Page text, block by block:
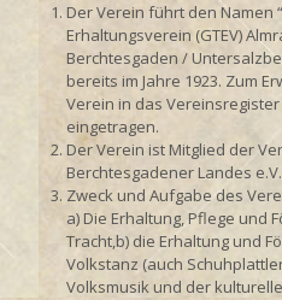
Der Verein führt den Namen
Erhaltungsverein (GTEV)
Berchtesgaden /
bereits im Jahre 1923. Zum
Verein in das
eingetragen.
Der Verein ist Mitglied der
Berchtesgadener Landes
Zweck und Aufgabe des
a) Die Erhaltung, Pflege und
Tracht,b) die Erhaltung und
Volkstanz (auch
Volksmusik und der